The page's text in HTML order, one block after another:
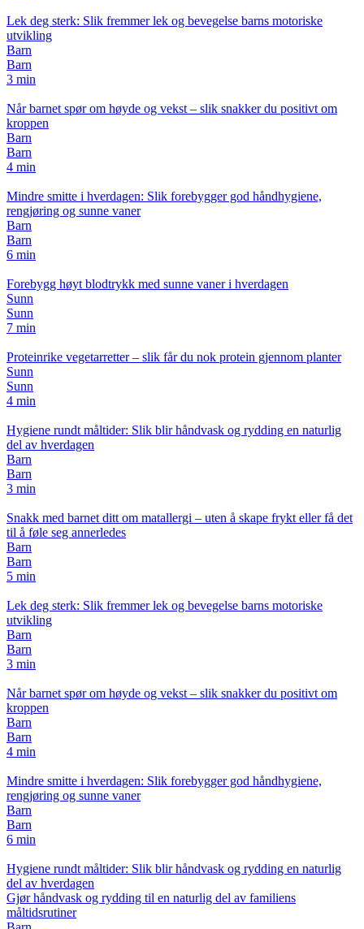
Lek deg sterk: Slik fremmer lek og bevegelse barns motoriske
utvikling
Barn
Barn
3 min
Når barnet spør om høyde og vekst – slik snakker du positivt om
kroppen
Barn
Barn
4 min
Mindre smitte i hverdagen: Slik forebygger god håndhygiene,
rengjøring og sunne vaner
Barn
Barn
6 min
Forebygg høyt blodtrykk med sunne vaner i hverdagen
Sunn
Sunn
7 min
Proteinrike vegetarretter – slik får du nok protein gjennom planter
Sunn
Sunn
4 min
Hygiene rundt måltider: Slik blir håndvask og rydding en naturlig
del av hverdagen
Barn
Barn
3 min
Snakk med barnet ditt om matallergi – uten å skape frykt eller få det
til å føle seg annerledes
Barn
Barn
5 min
Lek deg sterk: Slik fremmer lek og bevegelse barns motoriske
utvikling
Barn
Barn
3 min
Når barnet spør om høyde og vekst – slik snakker du positivt om
kroppen
Barn
Barn
4 min
Mindre smitte i hverdagen: Slik forebygger god håndhygiene,
rengjøring og sunne vaner
Barn
Barn
6 min
Hygiene rundt måltider: Slik blir håndvask og rydding en naturlig
del av hverdagen
Gjør håndvask og rydding til en naturlig del av familiens
måltidsrutiner